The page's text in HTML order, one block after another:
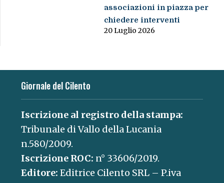
associazioni in piazza per
chiedere interventi
20 Luglio 2026
Giornale del Cilento
Iscrizione al registro della stampa:
Tribunale di Vallo della Lucania
n.580/2009.
Iscrizione ROC: n° 33606/2019.
Editore: Editrice Cilento SRL – P.iva